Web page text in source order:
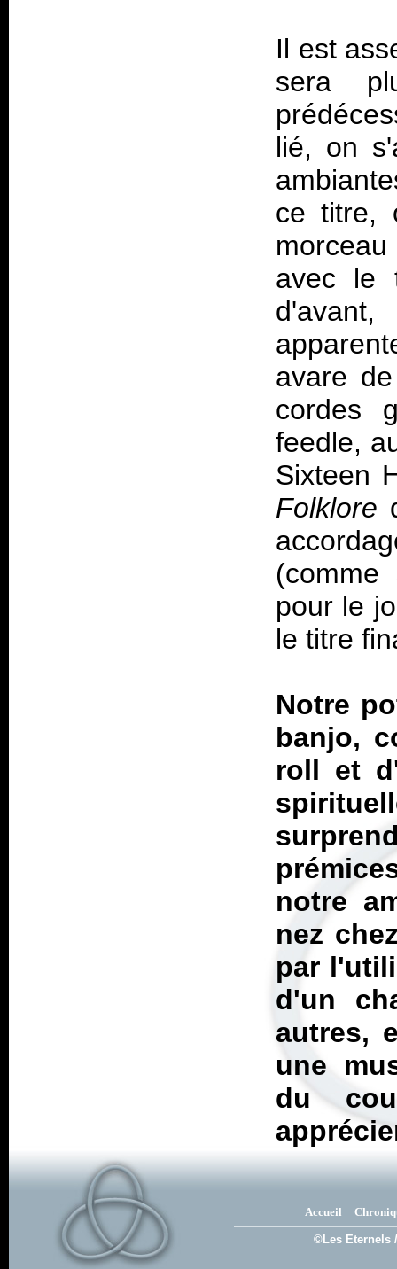
Il est
sera
lié, on
ce titre,
avec le
avare
cordes
feedle,
Sixteen
Folklore
pour le
le titre
Notre
banjo,
roll et
notre
nez
par
d'un
autres,
une
du
Accueil
©Les Eternels